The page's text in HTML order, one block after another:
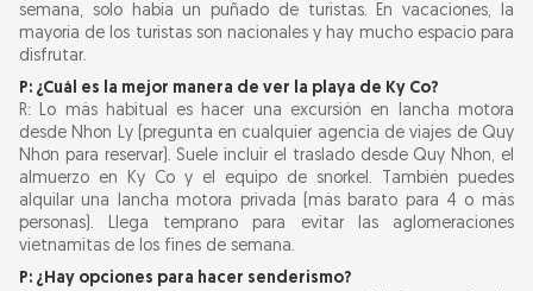
semana, solo había un puñado de turistas. En vacaciones, la
mayoría de los turistas son nacionales y hay mucho espacio para
disfrutar.
P: ¿Cuál es la mejor manera de ver la playa de Ky Co?
R: Lo más habitual es hacer una excursión en lancha motora
desde Nhon Ly (pregunta en cualquier agencia de viajes de Quy
Nhơn para reservar). Suele incluir el traslado desde Quy Nhon, el
almuerzo en Ky Co y el equipo de snorkel. También puedes
alquilar una lancha motora privada (más barato para 4 o más
personas). Llega temprano para evitar las aglomeraciones
vietnamitas de los fines de semana.
P: ¿Hay opciones para hacer senderismo?